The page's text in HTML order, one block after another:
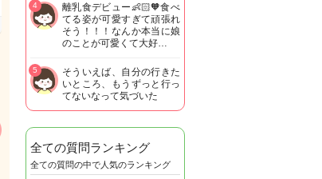
離乳食デビュー👶🏻🧡食べ
てる姿が可愛すぎて頑張れ
そう！！！なんか本当に娘
のことが可愛くて大好…
4
そういえば、自分の行きた
いところ、もうずっと行っ
てないなって気づいた
5
全ての質問ランキング
全ての質問の中で人気のランキング